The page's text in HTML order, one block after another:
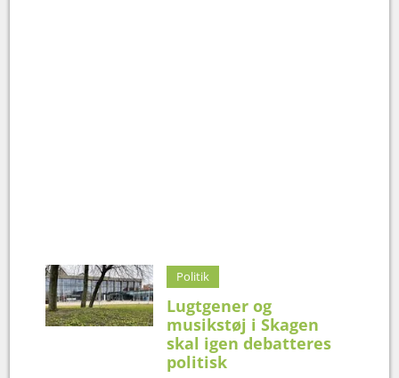
Politik
Lugtgener og
musikstøj i Skagen
skal igen debatteres
politisk